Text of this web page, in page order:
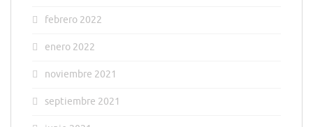
febrero 2022
enero 2022
noviembre 2021
septiembre 2021